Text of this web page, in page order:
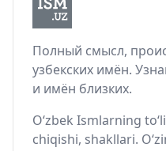
Полный смысл,
узбекских имён.
и имён близких.
O‘zbek Ismlarning
chiqishi, shakllari.